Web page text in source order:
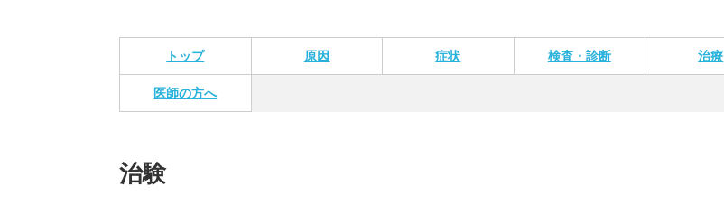
トップ 原因 症状 検査・診断 治療
医師の方へ
治験